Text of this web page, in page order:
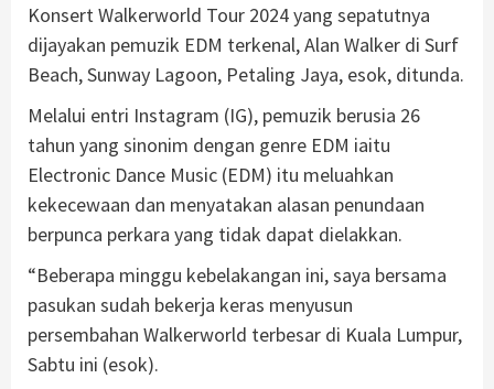
Konsert Walkerworld Tour 2024 yang sepatutnya
dijayakan pemuzik EDM terkenal, Alan Walker di Surf
Beach, Sunway Lagoon, Petaling Jaya, esok, ditunda.
Melalui entri Instagram (IG), pemuzik berusia 26
tahun yang sinonim dengan genre EDM iaitu
Electronic Dance Music (EDM) itu meluahkan
kekecewaan dan menyatakan alasan penundaan
berpunca perkara yang tidak dapat dielakkan.
“Beberapa minggu kebelakangan ini, saya bersama
pasukan sudah bekerja keras menyusun
persembahan Walkerworld terbesar di Kuala Lumpur,
Sabtu ini (esok).